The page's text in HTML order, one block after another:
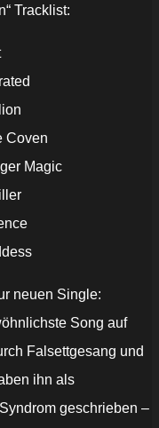
Tracklist:
Coven
Magic
neuen Single:
Song auf
Falsettgesang und
ihn als
geschrieben –